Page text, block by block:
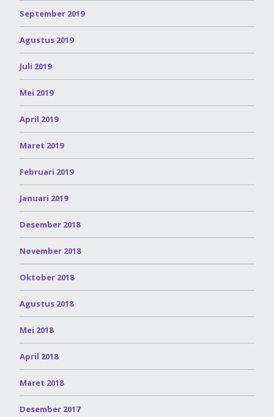
September 2019
Agustus 2019
Juli 2019
Mei 2019
April 2019
Maret 2019
Februari 2019
Januari 2019
Desember 2018
November 2018
Oktober 2018
Agustus 2018
Mei 2018
April 2018
Maret 2018
Desember 2017